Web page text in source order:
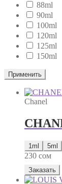
88ml
90ml
100ml
120ml
125ml
150ml
Применить
Chanel
1ml 5ml
230 сом
Заказать